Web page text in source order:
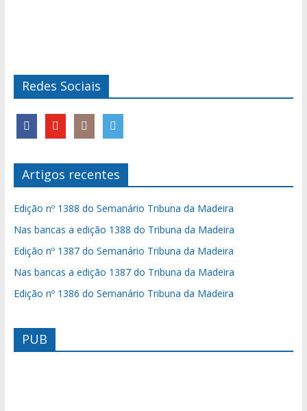
Redes Sociais
Artigos recentes
Edição nº 1388 do Semanário Tribuna da Madeira
Nas bancas a edição 1388 do Tribuna da Madeira
Edição nº 1387 do Semanário Tribuna da Madeira
Nas bancas a edição 1387 do Tribuna da Madeira
Edição nº 1386 do Semanário Tribuna da Madeira
PUB